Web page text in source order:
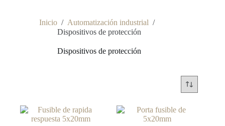
Inicio / Automatización industrial /
Dispositivos de protección
Dispositivos de protección